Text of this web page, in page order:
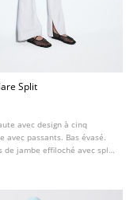
Split
avec design à cinq
avec passants. Bas évasé.
de jambe effiloché avec split